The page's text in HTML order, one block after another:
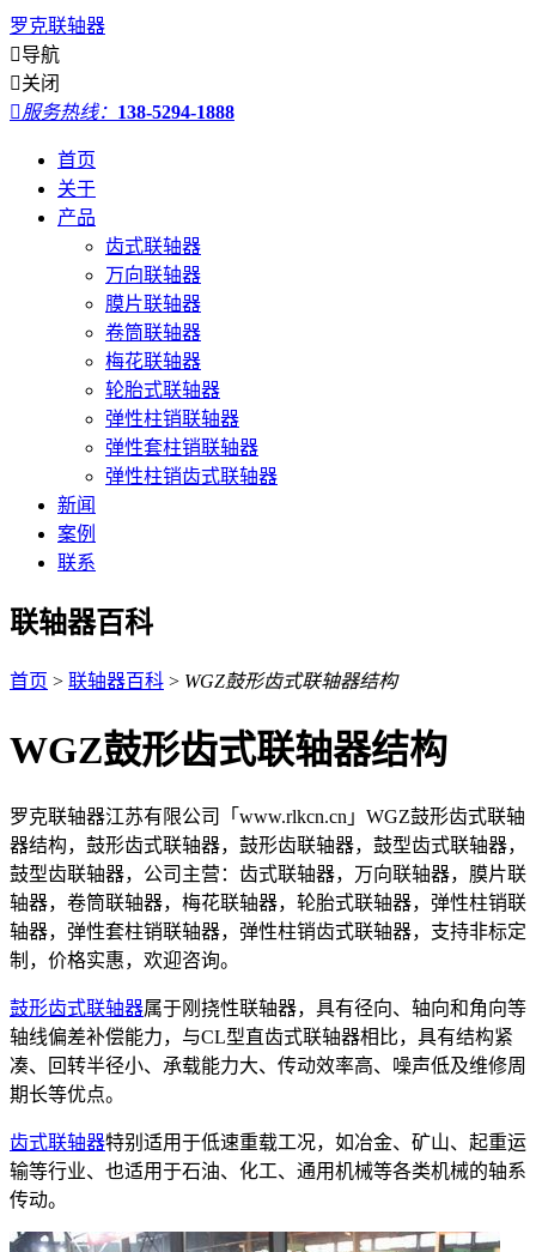
罗克联轴器
导航
关闭
服务热线： 138-5294-1888
首页
关于
产品
齿式联轴器
万向联轴器
膜片联轴器
卷筒联轴器
梅花联轴器
轮胎式联轴器
弹性柱销联轴器
弹性套柱销联轴器
弹性柱销齿式联轴器
新闻
案例
联系
联轴器百科
首页 > 联轴器百科 > WGZ鼓形齿式联轴器结构
WGZ鼓形齿式联轴器结构
罗克联轴器江苏有限公司「www.rlkcn.cn」WGZ鼓形齿式联轴
器结构，鼓形齿式联轴器，鼓形齿联轴器，鼓型齿式联轴器，
鼓型齿联轴器，公司主营：齿式联轴器，万向联轴器，膜片联
轴器，卷筒联轴器，梅花联轴器，轮胎式联轴器，弹性柱销联
轴器，弹性套柱销联轴器，弹性柱销齿式联轴器，支持非标定
制，价格实惠，欢迎咨询。
鼓形齿式联轴器属于刚挠性联轴器，具有径向、轴向和角向等
轴线偏差补偿能力，与CL型直齿式联轴器相比，具有结构紧
凑、回转半径小、承载能力大、传动效率高、噪声低及维修周
期长等优点。
齿式联轴器特别适用于低速重载工况，如冶金、矿山、起重运
输等行业、也适用于石油、化工、通用机械等各类机械的轴系
传动。